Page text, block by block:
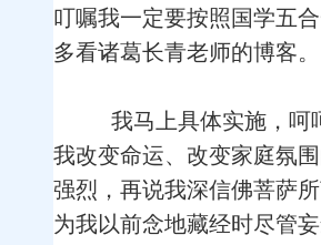
叮嘱我一定要按照国学五
多看诸葛长青老师的博客。
我马上具体实施，呵
我改变命运、改变家庭氛
强烈，再说我深信佛菩萨
为我以前念地藏经时尽管